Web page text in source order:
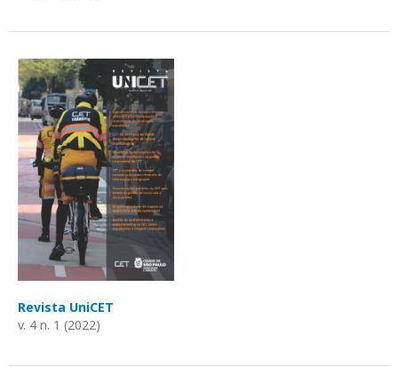
Revista UniCET
v. 4 n. 1 (2022)